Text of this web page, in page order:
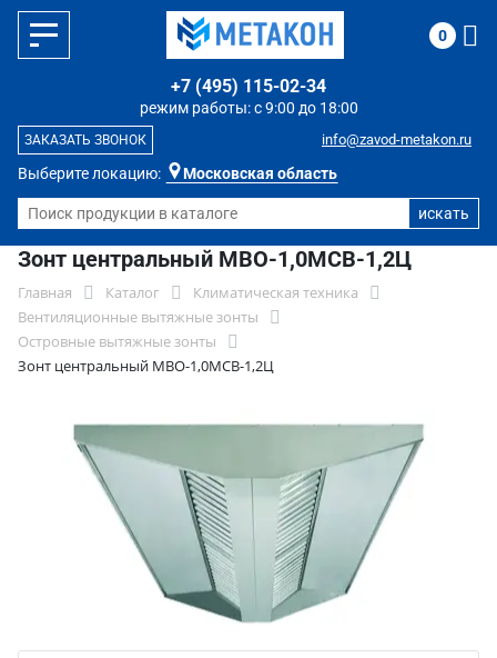
Выберите локацию: Московская область
режим работы: с 9:00 до 18:00
+7 (495) 115-02-34
info@zavod-metakon.ru
ЗАКАЗАТЬ ЗВОНОК
0
Зонт центральный МВО-1,0МСВ-1,2Ц
Главная Каталог
Климатическая техника
Вентиляционные вытяжные зонты
Островные вытяжные зонты
Зонт центральный МВО-1,0МСВ-1,2Ц